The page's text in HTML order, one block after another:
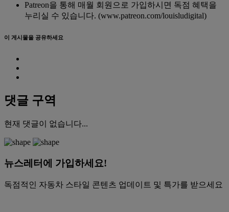
Patreon을 통해 매월 회원으로 가입하시면 독점 혜택을
누리실 수 있습니다. (www.patreon.com/louisludigital)
이 게시물을 공유하세요
댓글 구역
현재 댓글이 없습니다...
뉴스레터에 가입하세요!
독점적인 자동차 스타일 콘텐츠 업데이트 및 특가를 받으세요